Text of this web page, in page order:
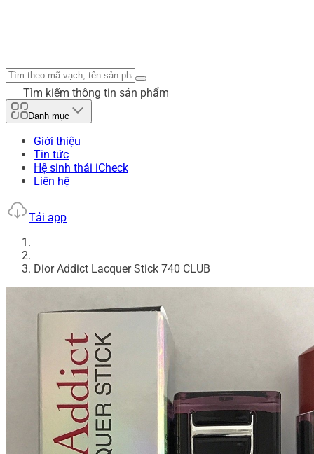
Tìm kiếm thông tin sản phẩm
Danh mục
Giới thiệu
Tin tức
Hệ sinh thái iCheck
Liên hệ
Tải app
Dior Addict Lacquer Stick 740 CLUB